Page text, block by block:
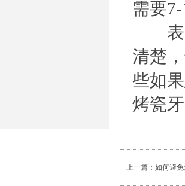
需要
表示
清楚
些如
烤瓷
上一篇： 如何避